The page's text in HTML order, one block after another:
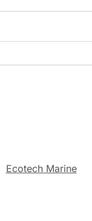
Ecotech Marine